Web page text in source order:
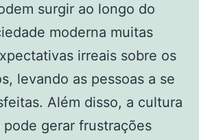
surgir ao longo do
moderna muitas
irreais sobre os
levando as pessoas a se
Além disso, a cultura
gerar frustrações